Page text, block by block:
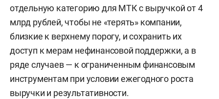
отдельную категорию для МТК с выручкой от 4
млрд рублей, чтобы не «терять» компании,
близкие к верхнему порогу, и сохранить их
доступ к мерам нефинансовой поддержки, а в
ряде случаев — к ограниченным финансовым
инструментам при условии ежегодного роста
выручки и результативности.